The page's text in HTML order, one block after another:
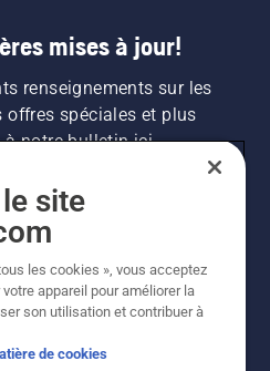
mises à jour!
renseignements sur les
offres spéciales et plus
à notre bulletin ici.
LA NEWSLETTER
site
les cookies », vous acceptez
appareil pour améliorer la
son utilisation et contribuer à
de cookies